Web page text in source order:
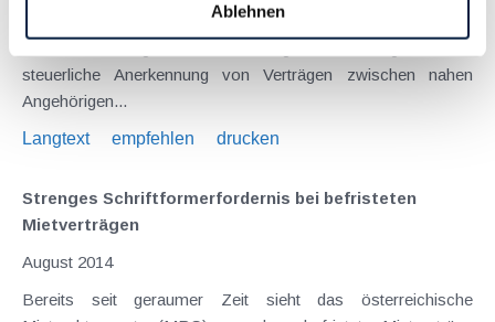
Ablehnen
anzunehmen ist), der dazu führt, dass von der
steuerliche Anerkennung von Verträgen zwischen nahen
Angehörigen...
Langtext
empfehlen drucken
Strenges Schriftformerfordernis bei befristeten
Mietverträgen
August 2014
Bereits seit geraumer Zeit sieht das österreichische